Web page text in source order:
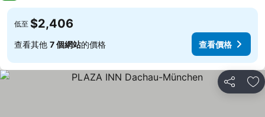
低至 $2,406
查看其他 7 個網站的價格 查看價格
分享 加